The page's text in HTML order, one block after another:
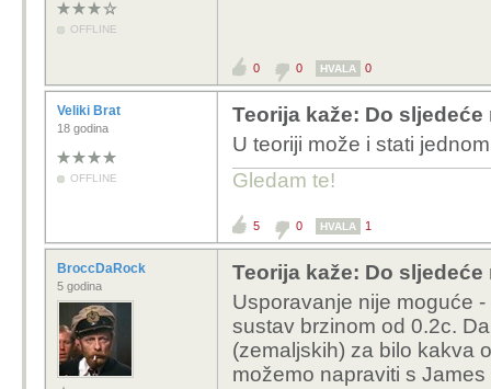
OFFLINE
0 0 HVALA 0
Veliki Brat
18 godina
OFFLINE
Teorija kaže: Do
U teoriji može i stati
Gledam te!
5 0 HVALA 1
BroccDaRock
5 godina
Teorija kaže: Do
Usporavanje nije moguće
sustav brzinom od 0.2c.
(zemaljskih) za bilo kakva
možemo napraviti s